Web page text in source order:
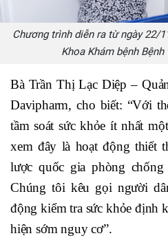
Chương trình diễn ra từ ngày 22/
Khoa Khám bệnh
Bà Trần Thị Lạc Diệp –
Davipharm, cho biết: “Với
tầm soát sức khỏe ít nhất
xem đây là hoạt động thiết
lược quốc gia phòng
Chúng tôi kêu gọi người
động kiểm tra sức khỏe định
hiện sớm nguy cơ”.